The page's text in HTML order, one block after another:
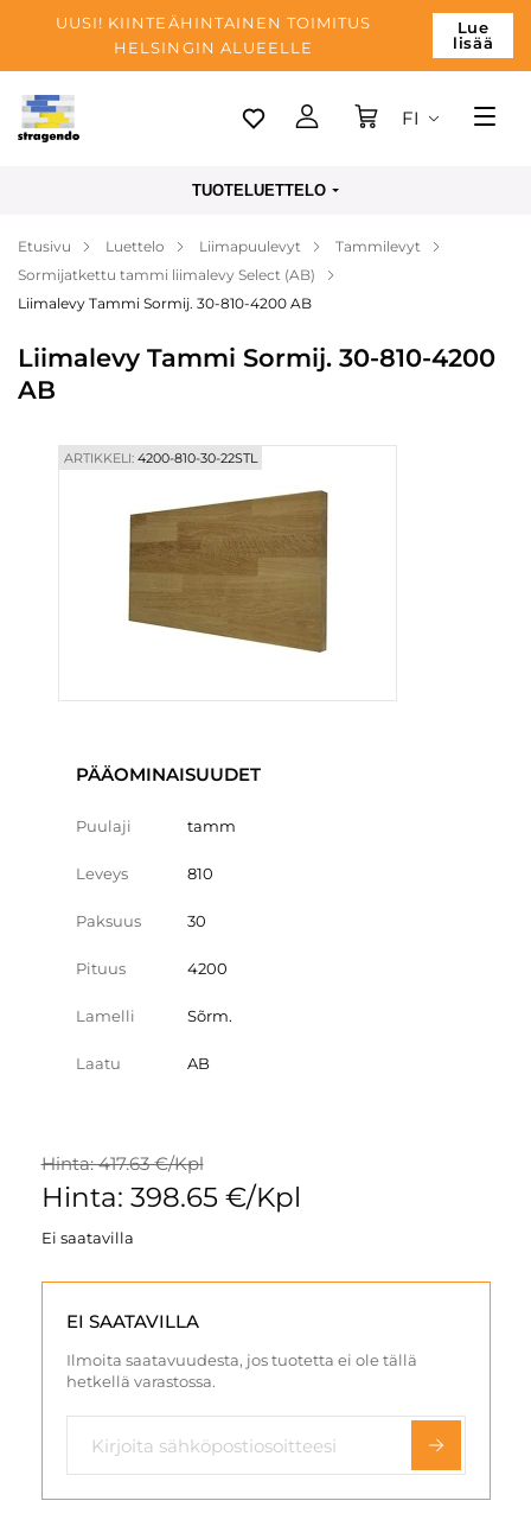
UUSI! KIINTEÄHINTAINEN TOIMITUS
HELSINGIN ALUEELLE
Lue
lisää
Tallinn
Maksu
Yrityksen
Blogi
Yhteystiedot
FI
TUOTELUETTELO
Etusivu Luettelo Liimapuulevyt
Tammilevyt
Sormijatkettu tammi liimalevy Select (AB)
Liimalevy Tammi Sormij. 30-810-4200 AB
Liimalevy Tammi Sormij. 30-810-4200
AB
ARTIKKELI:4200-810-30-22STL
PÄÄOMINAISUUDET
Puulaji tamm
Leveys 810
Paksuus 30
Pituus 4200
Lamelli Sõrm.
Laatu AB
Hinta: 417.63 €/Kpl
Hinta: 398.65 €/Kpl
Ei saatavilla
EI SAATAVILLA
Ilmoita saatavuudesta, jos tuotetta ei ole tällä
hetkellä varastossa.